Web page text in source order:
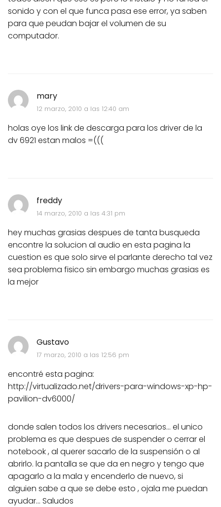
sonido y con el que funca pasa ese error, ya saben
para que peudan bajar el volumen de su
computador.
mary
12 marzo, 2010 a las 12:40 am
holas oye los link de descarga para los driver de la
dv 6921 estan malos =(((
freddy
14 marzo, 2010 a las 4:31 pm
hey muchas grasias despues de tanta busqueda
encontre la solucion al audio en esta pagina la
cuestion es que solo sirve el parlante derecho tal vez
sea problema fisico sin embargo muchas grasias es
la mejor
Gustavo
17 marzo, 2010 a las 12:56 pm
encontré esta pagina:
http://virtualizado.net/drivers-para-windows-xp-hp-
pavilion-dv6000/
donde salen todos los drivers necesarios... el unico
problema es que despues de suspender o cerrar el
notebook , al querer sacarlo de la suspensión o al
abrirlo. la pantalla se que da en negro y tengo que
apagarlo a la mala y encenderlo de nuevo, si
alguien sabe a que se debe esto , ojala me puedan
ayudar... Saludos